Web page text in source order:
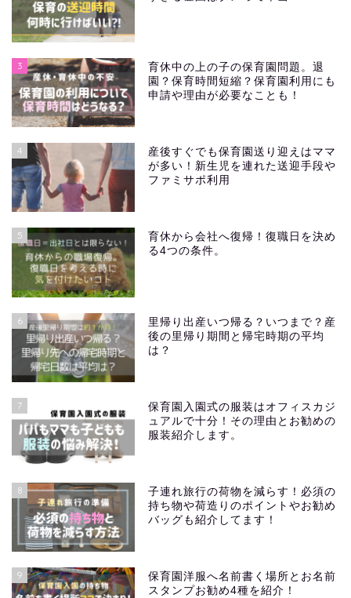
3
育休中の上の子の保育園問題。退
園？保育時間短縮？保育園利用にも
申請や理由が必要なことも！
4
産後すぐでも保育園送り迎えはママ
が多い！新生児を連れた送迎手段や
ファミサポ利用
5
育休から会社へ復帰！復職日を決め
る4つの条件。
6
里帰り出産いつ帰る？いつまで？産
後の里帰り期間と帰宅時期の平均
は？
7
保育園入園式の服装はオフィスカジ
ュアルで十分！その理由とお勧めの
服装紹介します。
8
子連れ旅行の荷物を減らす！必須の
持ち物や荷造りのポイントやお勧め
バッグも紹介してます！
9
保育園洋服へ名前書く場所とお名前
スタンプお勧め4種を紹介！